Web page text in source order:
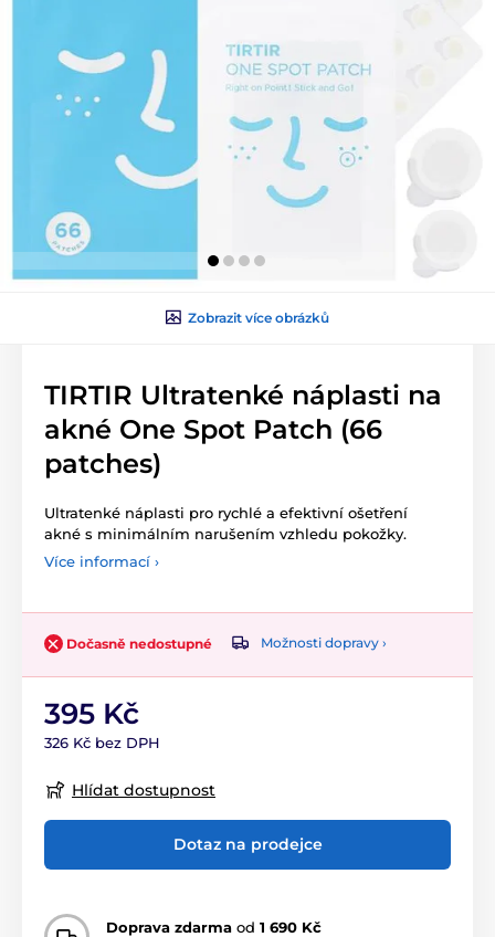
Zobrazit více obrázků
TIRTIR Ultratenké náplasti na
akné One Spot Patch (66
patches)
Ultratenké náplasti pro rychlé a efektivní ošetření
akné s minimálním narušením vzhledu pokožky.
Více informací ›
Dočasně nedostupné Možnosti dopravy ›
395 Kč
326 Kč bez DPH
Hlídat dostupnost
Dotaz na prodejce
Doprava zdarma od 1 690 Kč